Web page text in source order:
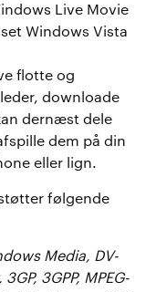
Live Movie
Windows Vista
flotte og
downloade
dernæst dele
dem på din
eller lign.
følgende
Media, DV-
3GPP, MPEG-